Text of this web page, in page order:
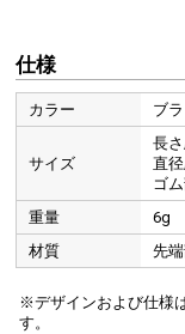
仕様
カラー ブ
サイズ
長
直
ゴ
重量
6g
材質
先
※デザインおよび仕様
す。